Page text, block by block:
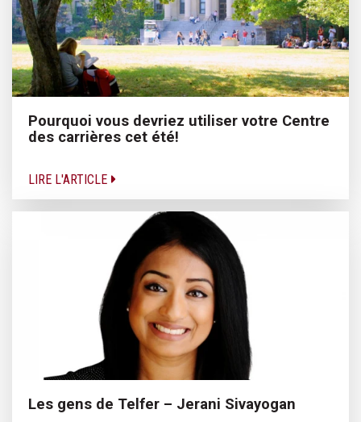
Pourquoi vous devriez utiliser votre Centre
des carrières cet été!
LIRE L'ARTICLE
Les gens de Telfer – Jerani Sivayogan